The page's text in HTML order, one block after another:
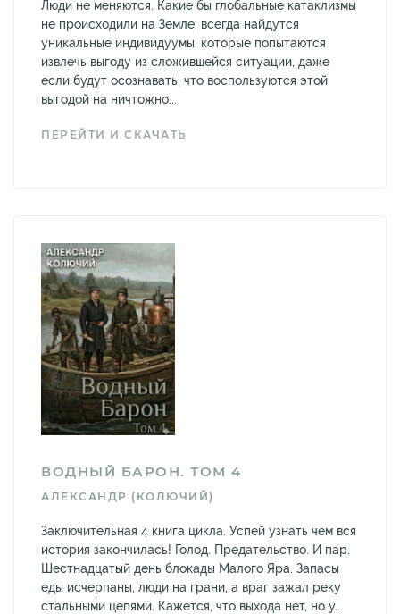
Люди не меняются. Какие бы глобальные катаклизмы
не происходили на Земле, всегда найдутся
уникальные индивидуумы, которые попытаются
извлечь выгоду из сложившейся ситуации, даже
если будут осознавать, что воспользуются этой
выгодой на ничтожно...
ПЕРЕЙТИ И СКАЧАТЬ
ВОДНЫЙ БАРОН. ТОМ 4
АЛЕКСАНДР (КОЛЮЧИЙ)
Заключительная 4 книга цикла. Успей узнать чем вся
история закончилась! Голод. Предательство. И пар.
Шестнадцатый день блокады Малого Яра. Запасы
еды исчерпаны, люди на грани, а враг зажал реку
стальными цепями. Кажется, что выхода нет, но у...